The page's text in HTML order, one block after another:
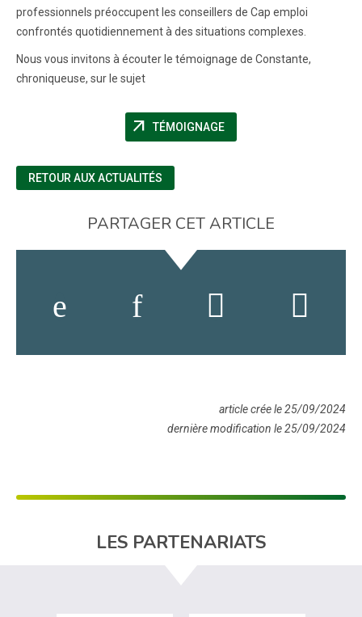
professionnels préoccupent les conseillers de Cap emploi
confrontés quotidiennement à des situations complexes.
Nous vous invitons à écouter le témoignage de Constante,
chroniqueuse, sur le sujet
arrow_outward TÉMOIGNAGE(NOUVELLE FENÊTRE)
RETOUR AUX ACTUALITÉS
PARTAGER CET ARTICLE
article crée le 25/09/2024
dernière modification le 25/09/2024
LES PARTENARIATS